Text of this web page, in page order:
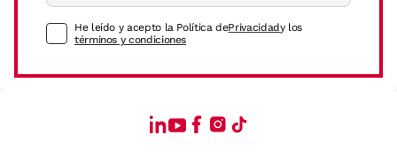
He leído y acepto la Política dePrivacidady los
términos y condiciones